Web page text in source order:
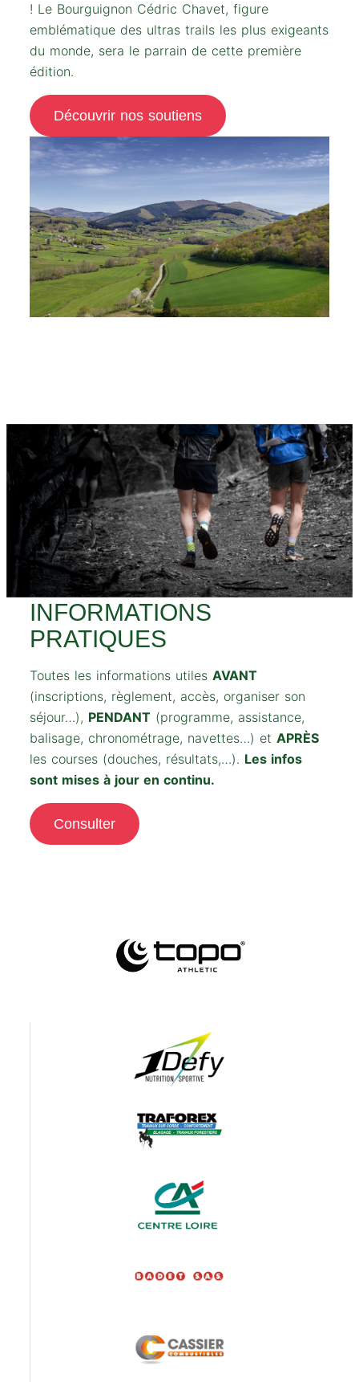
! Le Bourguignon Cédric Chavet, figure
emblématique des ultras trails les plus exigeants
du monde, sera le parrain de cette première
édition.​
Découvrir nos soutiens
INFORMATIONS
PRATIQUES
Toutes les informations utilesAVANT
(inscriptions, règlement, accès, organiser son
séjour…), PENDANT (programme, assistance,
balisage, chronométrage, navettes…) etAPRÈS
les courses (douches, résultats,…). Les infos
sont mises à jour en continu.
Consulter